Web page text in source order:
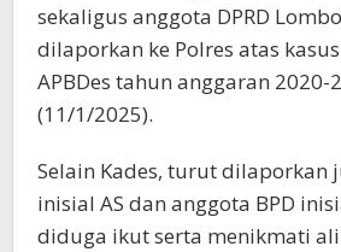
sekaligus anggota DPRD
dilaporkan ke Polres atas
APBDes tahun anggaran 2020-
(11/1/2025).
Selain Kades, turut dilaporkan
inisial AS dan anggota BPD
diduga ikut serta menikmati